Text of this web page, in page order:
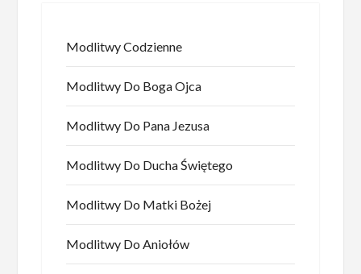
Modlitwy Codzienne
Modlitwy Do Boga Ojca
Modlitwy Do Pana Jezusa
Modlitwy Do Ducha Świętego
Modlitwy Do Matki Bożej
Modlitwy Do Aniołów